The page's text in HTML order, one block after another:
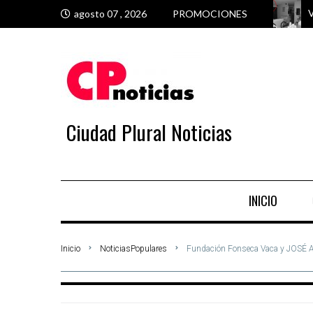
agosto 07 , 2026 PROMOCIONES
Ciudad Plural Noticias
INICIO
Inicio NoticiasPopulares Fundación Fonseca Vaca y JOSÉ